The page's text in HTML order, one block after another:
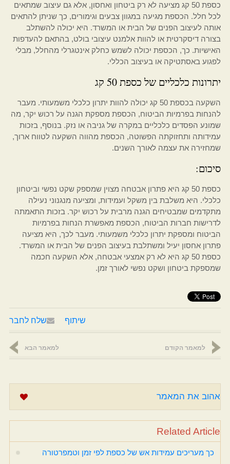
כספת 50 קג מציעה לא רק ביטחון ואחסון, אלא גם עיצוב שמתאים
לכל חלל. הכספת מגיעה במגוון צבעים וגימורים, כך שניתן להתאים
אותה לעיצוב הפנים של הבית או המשרד. היא יכולה להשתלב
בצורה דיסקרטית או להוות אלמנט עיצובי בולט, בהתאם להעדפות
האישיות. כך, הכספת יכולה לשמש כחלק אינטגרלי מהחלל, מבלי
לפגוע באסתטיקה או בעיצוב הכללי.
יתרונות כלכליים של כספת 50 קג
השקעה בכספת 50 קג יכולה להוות יתרון כלכלי משמעותי. מעבר
להנחות בפרמיות הביטוח, הכספת מספקת הגנה על רכוש יקר, מה
שמונע הפסדים כלכליים במקרה של גניבה או נזק. בנוסף, בזכות
עמידותה ותחזוקתה הפשוטה, הכספת מהווה השקעה לטווח ארוך,
שמחזירה את עצמה לאורך השנים.
סיכום:
כספת 50 קג היא פתרון אבטחה מצוין שמספק שקט נפשי וביטחון
כלכלי. היא משלבת בין משקל ועמידות, ומציעה מנגנוני נעילה
מתקדמים שמבטיחים הגנה מרבית על רכוש יקר. בזכות התאמתה
לדרישות חברות הביטוח, הכספת מאפשרת הנחות בפרמיות
הביטוח ומספקת יתרון כלכלי משמעותי. מעבר לכך, היא מציעה
פתרון אחסון יעיל ומשתלבת בעיצוב הפנים של הבית או המשרד.
כספת 50 קג היא לא רק אמצעי אבטחה, אלא השקעה חכמה
שמספקת ביטחון ושקט נפשי לאורך זמן.
שלח לחבר שיתוף
למאמר הקודם למאמר הבא
אהוב את המאמר
Related Article
כך מעריכים עמידות אש של כספת לפי זמן וטמפרטורה